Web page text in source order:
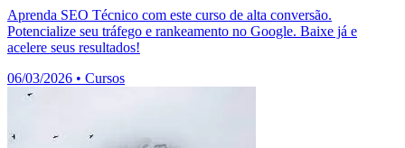
Aprenda SEO Técnico com este curso de alta conversão.
Potencialize seu tráfego e rankeamento no Google. Baixe já e
acelere seus resultados!
06/03/2026 • Cursos